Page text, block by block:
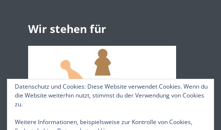
Wir stehen für
Datenschutz und Cookies: Diese Website verwendet Cookies. Wenn du
die Website weiterhin nutzt, stimmst du der Verwendung von Cookies
zu.
Weitere Informationen, beispielsweise zur Kontrolle von Cookies,